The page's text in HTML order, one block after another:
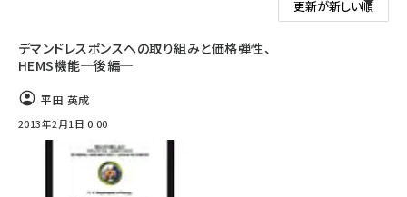
デマンドレスポンスへの取り組みと価格弾性、
HEMS機能─後編─
平田 英成
2013年2月1日 0:00